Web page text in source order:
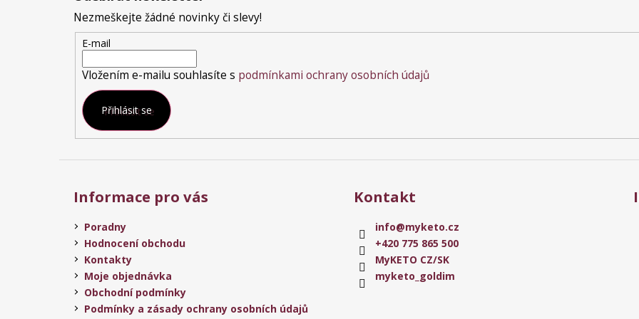
Nezmeškejte žádné novinky či slevy!
E-mail
Vložením e-mailu souhlasíte s podmínkami ochrany osobních údajů
Přihlásit se
Informace pro vás
Poradny
Hodnocení obchodu
Kontakty
Moje objednávka
Obchodní podmínky
Podmínky a zásady ochrany osobních údajů
Kontakt
info@myketo.cz
+420 775 865 500
MyKETO CZ/SK
myketo_goldim